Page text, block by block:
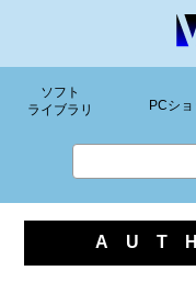
ソフト
ライブラリ
PCシ